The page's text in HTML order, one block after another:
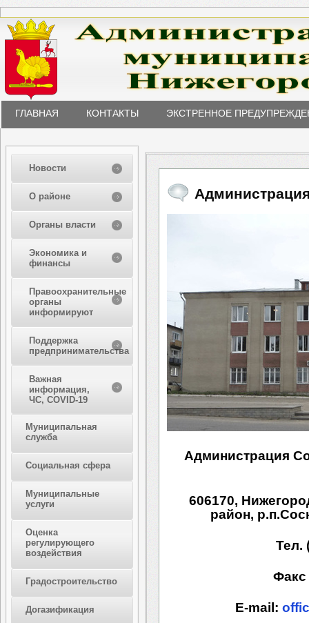
ГЛАВНАЯ КОНТАКТЫ ЭКСТРЕННОЕ
Новости
О районе
Органы власти
Экономика и
финансы
Правоохранительные
органы
информируют
Поддержка
предпринимательства
Важная
информация,
ЧС, COVID-19
Муниципальная
служба
Социальная сфера
Муниципальные
услуги
Оценка
регулирующего
воздействия
Градостроительство
Догазификация
Администрация
606170,
район,
Тел.
Факс
E-mail: